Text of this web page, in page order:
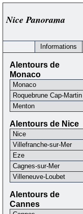
Nice Panorama
Informations
Alentours de
Monaco
Monaco
Roquebrune Cap-Martin
Menton
Alentours de Nice
Nice
Villefranche-sur-Mer
Eze
Cagnes-sur-Mer
Villeneuve-Loubet
Alentours de
Cannes